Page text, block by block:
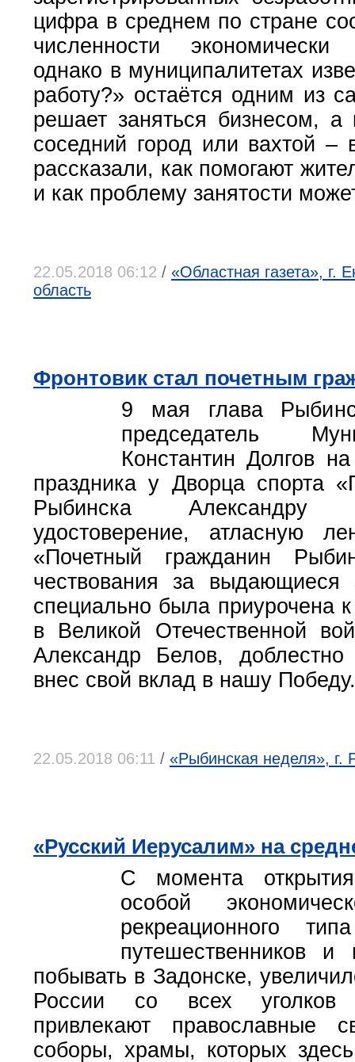
цифра в среднем по стране
численности экономически
однако в муниципалитетах
работу?» остаётся одним из
решает заняться бизнесом, а
соседний город или вахтой
рассказали, как помогают
и как проблему занятости
22.05.2018 06:12 / «Областная газета», г.
область
Фронтовик стал почетным
9 мая глава
председатель
Константин Долгов
праздника у Дворца спорта
Рыбинска Александру
удостоверение, атласную
«Почетный гражданин
чествования за выдающиеся
специально была приурочена
в Великой Отечественной
Александр Белов,
внес свой вклад в нашу Победу.
22.05.2018 06:11 / «Рыбинская неделя», г.
«Русский Иерусалим» на
С момента
особой
рекреационного
путешественников
побывать в Задонске,
России со всех уголков
привлекают православные
соборы, храмы, которых